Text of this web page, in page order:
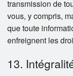
transmission de
vous, y compris,
que toute
enfreignent les
13.